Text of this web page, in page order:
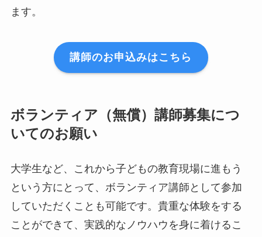
ます。
講師のお申込みはこちら
ボランティア（無償）講師募集につ
いてのお願い
大学生など、これから子どもの教育現場に進もう
という方にとって、ボランティア講師として参加
していただくことも可能です。貴重な体験をする
ことができて、実践的なノウハウを身に着けるこ